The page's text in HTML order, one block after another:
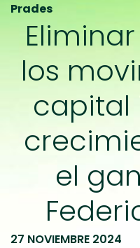
Prades
los
capital
el
27 NOVIEMBRE 2024